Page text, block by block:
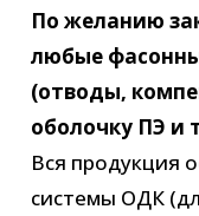
По желанию
любые
(отводы,
оболочку ПЭ и
Вся продукция
системы ОДК